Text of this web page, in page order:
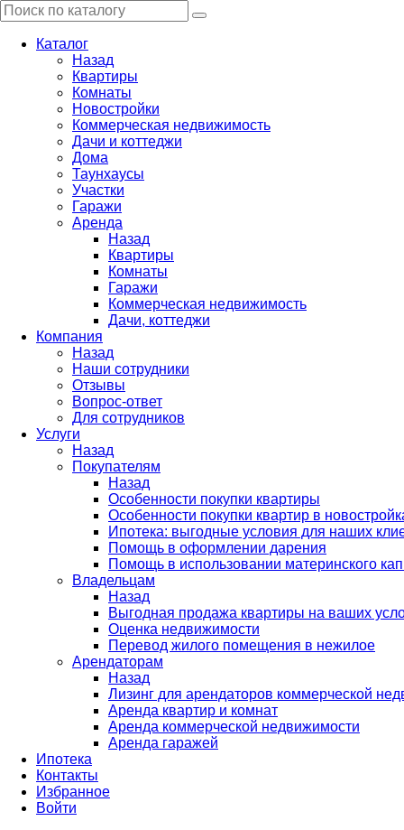
Каталог
Назад
Квартиры
Комнаты
Новостройки
Коммерческая недвижимость
Дачи и коттеджи
Дома
Таунхаусы
Участки
Гаражи
Аренда
Назад
Квартиры
Комнаты
Гаражи
Коммерческая недвижимость
Дачи, коттеджи
Компания
Назад
Наши сотрудники
Отзывы
Вопрос-ответ
Для сотрудников
Услуги
Назад
Покупателям
Назад
Особенности покупки квартиры
Особенности покупки квартир в
Ипотека: выгодные условия для наших
Помощь в оформлении дарения
Помощь в использовании материнского
Владельцам
Назад
Выгодная продажа квартиры на ваших
Оценка недвижимости
Перевод жилого помещения в нежилое
Арендаторам
Назад
Лизинг для арендаторов коммерческой
Аренда квартир и комнат
Аренда коммерческой недвижимости
Аренда гаражей
Ипотека
Контакты
Избранное
Войти